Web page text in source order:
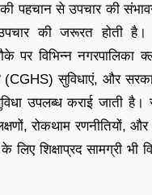
पहचान से उपचार की
की जरूरत होती है।
पर विभिन्न नगरपालिका
(CGHS) सुविधाएं, और
उपलब्ध कराई जाती है।
रोकथाम रणनीतियों, और
शिक्षाप्रद सामग्री भी